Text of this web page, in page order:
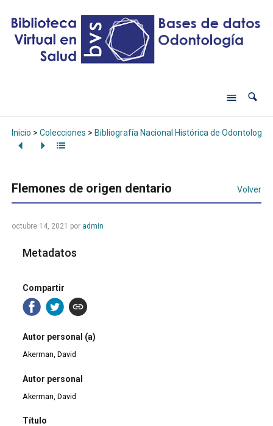
Inicio > Colecciones > Bibliografía Nacional Histórica de Odontología
Flemones de origen dentario Volver
octubre 14, 2021 por admin
Metadatos
Compartir
Autor personal (a)
Akerman, David
Autor personal
Akerman, David
Título